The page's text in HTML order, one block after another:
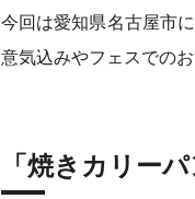
今回は愛知県名古屋市
意気込みやフェスでの
「焼きカリー